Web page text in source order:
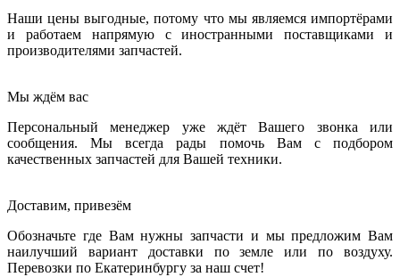
Наши цены выгодные, потому что мы являемся импортёрами
и работаем напрямую с иностранными поставщиками и
производителями запчастей.
Мы ждём вас
Персональный менеджер уже ждёт Вашего звонка или
сообщения. Мы всегда рады помочь Вам с подбором
качественных запчастей для Вашей техники.
Доставим, привезём
Обозначьте где Вам нужны запчасти и мы предложим Вам
наилучший вариант доставки по земле или по воздуху.
Перевозки по Екатеринбургу за наш счет!